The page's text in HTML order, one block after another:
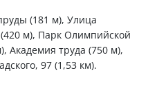
(181 м), Улица
м), Парк Олимпийской
Академия труда (750 м),
97 (1,53 км).